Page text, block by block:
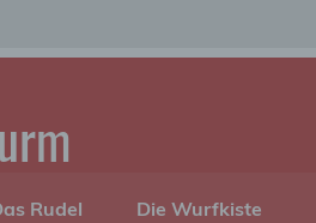
Rudel Die Wurfkiste